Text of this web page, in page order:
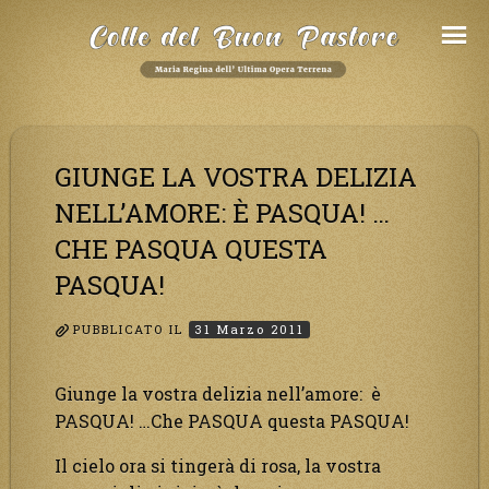
GIUNGE LA VOSTRA DELIZIA
NELL’AMORE: È PASQUA! …
CHE PASQUA QUESTA
PASQUA!
PUBBLICATO IL 31 Marzo 2011
Giunge la vostra delizia nell’amore: è
PASQUA! …Che PASQUA questa PASQUA!
Il cielo ora si tingerà di rosa, la vostra